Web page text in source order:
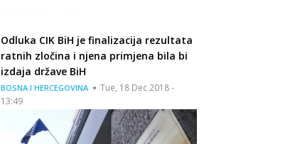
Odluka CIK BiH je finalizacija rezultata
ratnih zločina i njena primjena bila bi
izdaja države BiH
BOSNA I HERCEGOVINA
Tue, 18 Dec 2018 -
13:49